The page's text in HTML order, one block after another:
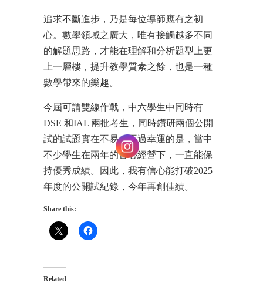
追求不斷進步，乃是每位導師應有之初
心。數學領域之廣大，唯有接觸越多不同
的解題思路，才能在理解和分析題型上更
上一層樓，提升教學質素之餘，也是一種
數學帶來的樂趣。
今屆可謂雙線作戰，中六學生中同時有
DSE 和IAL 兩批考生，同時鑽研兩個公開
試的試題實在不易。不過幸運的是，當中
不少學生在兩年的苦心經營下，一直能保
持優秀成績。因此，我有信心能打破2025
年度的公開試紀錄，今年再創佳績。
Share this:
Related